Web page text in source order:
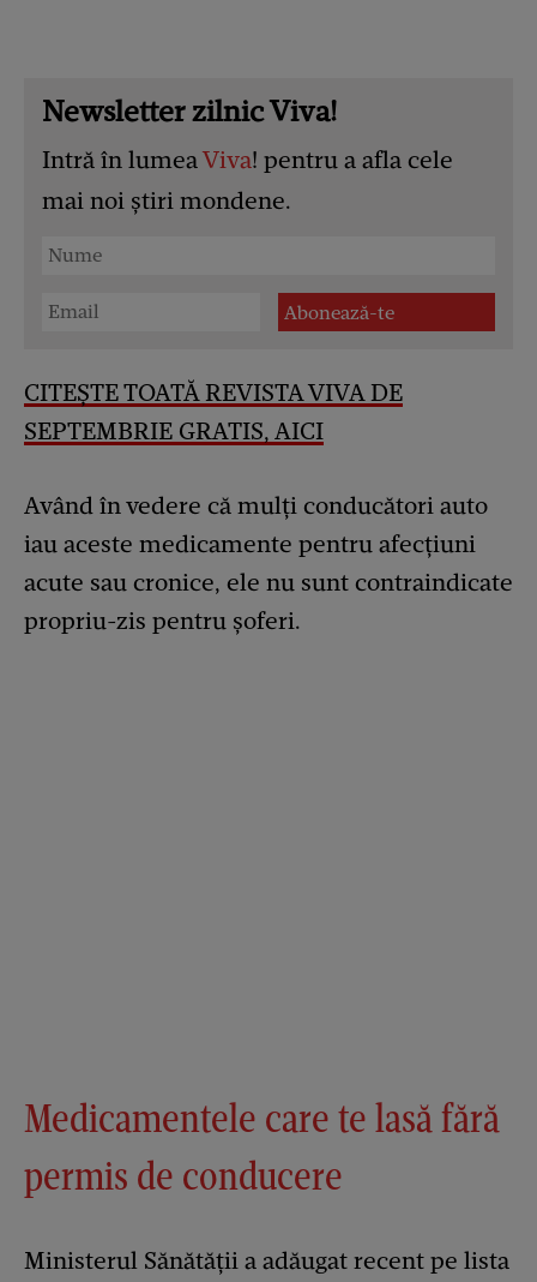
Newsletter zilnic Viva!
Intră în lumeaViva! pentru a afla cele
mai noi știri mondene.
CITEȘTE TOATĂ REVISTA VIVA DE
SEPTEMBRIE GRATIS, AICI
Având în vedere că mulți conducători auto
iau aceste medicamente pentru afecțiuni
acute sau cronice, ele nu sunt contraindicate
propriu-zis pentru șoferi.
Medicamentele care te lasă fără
permis de conducere
Ministerul Sănătății a adăugat recent pe lista